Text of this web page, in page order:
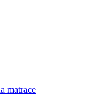
matrace